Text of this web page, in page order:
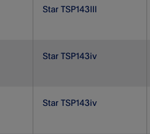
Star TSP143III
Star TSP143iv
Star TSP143iv